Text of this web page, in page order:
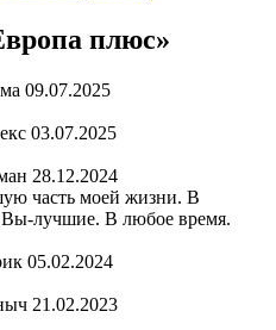
плюс»
09.07.2025
03.07.2025
28.12.2024
часть моей жизни. В
Вы-лучшие. В любое время.
05.02.2024
21.02.2023